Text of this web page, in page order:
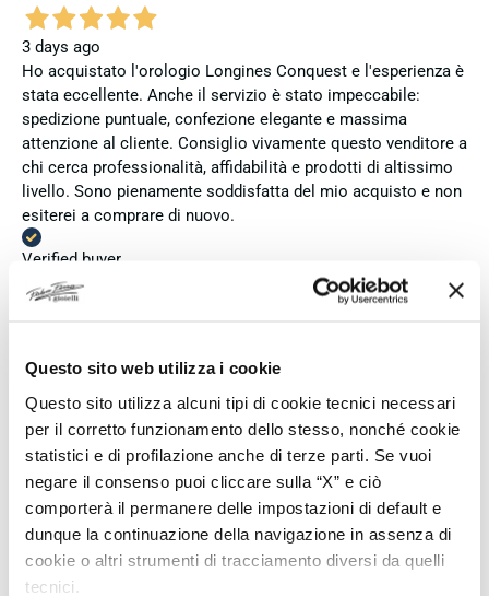
Questo sito web utilizza i cookie
Questo sito utilizza alcuni tipi di cookie tecnici necessari
per il corretto funzionamento dello stesso, nonché cookie
statistici e di profilazione anche di terze parti. Se vuoi
negare il consenso puoi cliccare sulla “X” e ciò
comporterà il permanere delle impostazioni di default e
dunque la continuazione della navigazione in assenza di
cookie o altri strumenti di tracciamento diversi da quelli
tecnici.
3 days ago
Ho acquistato l'orologio Longines Conquest e l'esperienza è
stata eccellente. Anche il servizio è stato impeccabile:
spedizione puntuale, confezione elegante e massima
attenzione al cliente. Consiglio vivamente questo venditore a
chi cerca professionalità, affidabilità e prodotti di altissimo
livello. Sono pienamente soddisfatta del mio acquisto e non
esiterei a comprare di nuovo.
Verified buyer
Zum dritten mal dort von Fope Schmuck gekauft. Super
weiterempfehlen. Einfach TOPP!!
Verified buyer
4 days ago
Ich bin insgesamt mit meinem Kauf zufrieden. Die Uhr ist
neu, original und funktioniert einwandfrei. Besonders positiv